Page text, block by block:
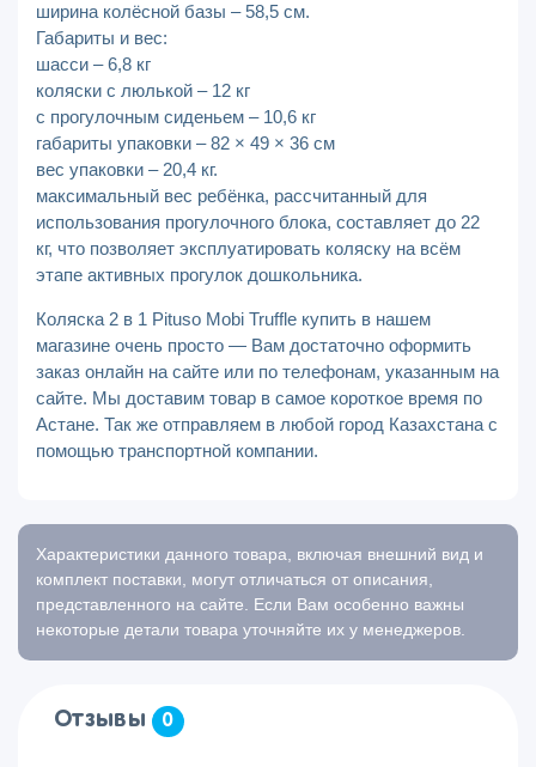
ширина колёсной базы – 58,5 см.
Габариты и вес:
шасси – 6,8 кг
коляски с люлькой – 12 кг
с прогулочным сиденьем – 10,6 кг
габариты упаковки – 82 × 49 × 36 см
вес упаковки – 20,4 кг.
максимальный вес ребёнка, рассчитанный для
использования прогулочного блока, составляет до 22
кг, что позволяет эксплуатировать коляску на всём
этапе активных прогулок дошкольника.
Коляска 2 в 1 Pituso Mobi Truffle купить в нашем
магазине очень просто — Вам достаточно оформить
заказ онлайн на сайте или по телефонам, указанным на
сайте. Мы доставим товар в самое короткое время по
Астане. Так же отправляем в любой город Казахстана с
помощью транспортной компании.
Характеристики данного товара, включая внешний вид и
комплект поставки, могут отличаться от описания,
представленного на сайте. Если Вам особенно важны
некоторые детали товара уточняйте их у менеджеров.
Отзывы 0